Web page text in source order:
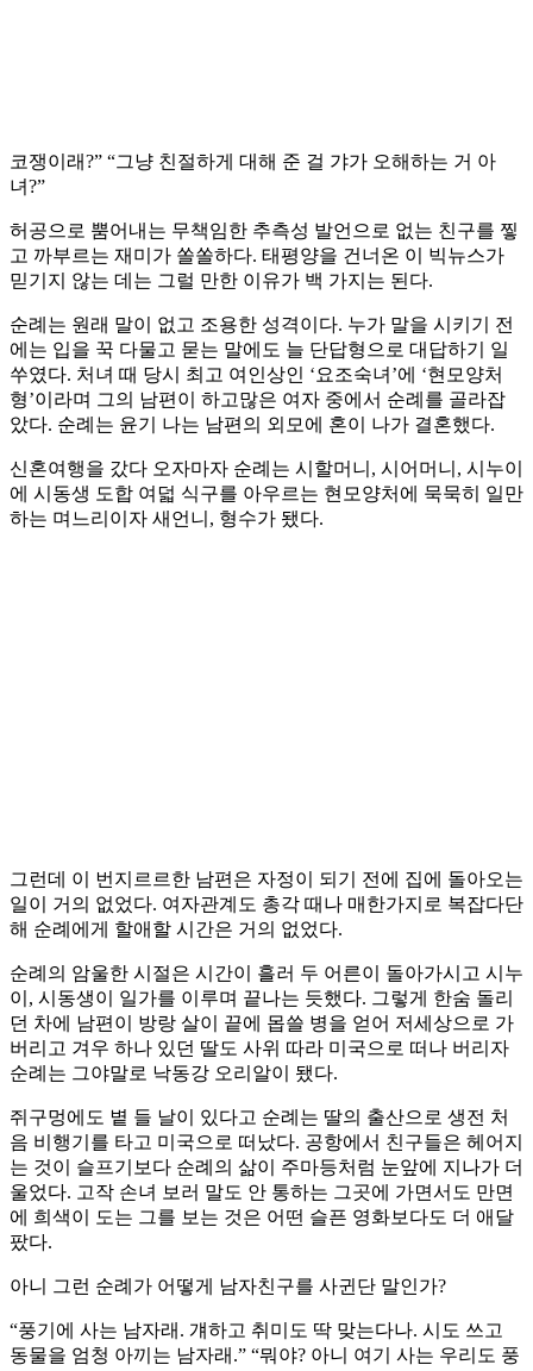
코쟁이래?” “그냥 친절하게 대해 준 걸 갸가 오해하는 거 아
녀?”
허공으로 뿜어내는 무책임한 추측성 발언으로 없는 친구를 찧
고 까부르는 재미가 쏠쏠하다. 태평양을 건너온 이 빅뉴스가
믿기지 않는 데는 그럴 만한 이유가 백 가지는 된다.
순례는 원래 말이 없고 조용한 성격이다. 누가 말을 시키기 전
에는 입을 꾹 다물고 묻는 말에도 늘 단답형으로 대답하기 일
쑤였다. 처녀 때 당시 최고 여인상인 ‘요조숙녀’에 ‘현모양처
형’이라며 그의 남편이 하고많은 여자 중에서 순례를 골라잡
았다. 순례는 윤기 나는 남편의 외모에 혼이 나가 결혼했다.
신혼여행을 갔다 오자마자 순례는 시할머니, 시어머니, 시누이
에 시동생 도합 여덟 식구를 아우르는 현모양처에 묵묵히 일만
하는 며느리이자 새언니, 형수가 됐다.
그런데 이 번지르르한 남편은 자정이 되기 전에 집에 돌아오는
일이 거의 없었다. 여자관계도 총각 때나 매한가지로 복잡다단
해 순례에게 할애할 시간은 거의 없었다.
순례의 암울한 시절은 시간이 흘러 두 어른이 돌아가시고 시누
이, 시동생이 일가를 이루며 끝나는 듯했다. 그렇게 한숨 돌리
던 차에 남편이 방랑 살이 끝에 몹쓸 병을 얻어 저세상으로 가
버리고 겨우 하나 있던 딸도 사위 따라 미국으로 떠나 버리자
순례는 그야말로 낙동강 오리알이 됐다.
쥐구멍에도 볕 들 날이 있다고 순례는 딸의 출산으로 생전 처
음 비행기를 타고 미국으로 떠났다. 공항에서 친구들은 헤어지
는 것이 슬프기보다 순례의 삶이 주마등처럼 눈앞에 지나가 더
울었다. 고작 손녀 보러 말도 안 통하는 그곳에 가면서도 만면
에 희색이 도는 그를 보는 것은 어떤 슬픈 영화보다도 더 애달
팠다.
아니 그런 순례가 어떻게 남자친구를 사귄단 말인가?
“풍기에 사는 남자래. 걔하고 취미도 딱 맞는다나. 시도 쓰고
동물을 엄청 아끼는 남자래.” “뭐야? 아니 여기 사는 우리도 풍